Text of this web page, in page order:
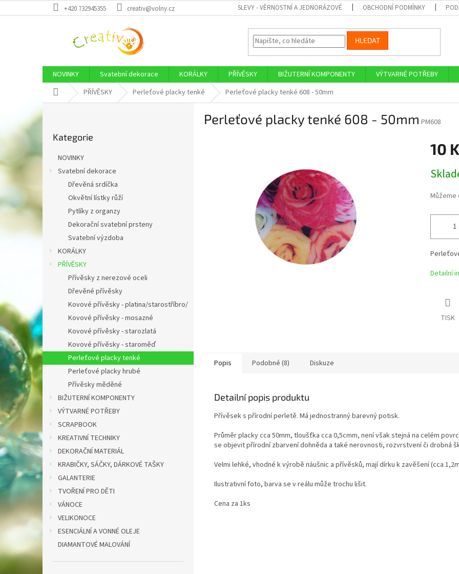
na
+420 732945355 creativ@volny.cz SLEVY - VĚRNOSTNÍ A JEDNORÁZOVÉ OBCHODNÍ PODMÍNKY
HLEDAT
NOVINKY Svatební dekorace KORÁLKY PŘÍVĚSKY BIŽUTERNÍ KOMPONENTY
VÝTVARNÉ POTŘEBY
Domů PŘÍVĚSKY Perleťové placky tenké Perleťové placky tenké 608 - 50mm
P
o
p
a
n
kategorie
Kategorie
NOVINKY
Svatební dekorace
Dřevěná srdíčka
Okvětní lístky růží
Pytlíky z organzy
Dekorační svatební prsteny
Svatební výzdoba
KORÁLKY
PŘÍVĚSKY
Přívěsky z nerezové oceli
Dřevěné přívěsky
Kovové přívěsky - platina/starostříbro/
Kovové přívěsky - mosazné
Kovové přívěsky - starozlatá
Kovové přívěsky - staroměď
Perleťové placky tenké
Perleťové placky hrubé
Přívěsky měděné
BIŽUTERNÍ KOMPONENTY
VÝTVARNÉ POTŘEBY
SCRAPBOOK
KREATIVNÍ TECHNIKY
DEKORAČNÍ MATERIÁL
KRABIČKY, SÁČKY, DÁRKOVÉ TAŠKY
GALANTERIE
TVOŘENÍ PRO DĚTI
VÁNOCE
VELIKONOCE
ESENCIÁLNÍ A VONNÉ OLEJE
DIAMANTOVÉ MALOVÁNÍ
Perleťové placky tenké 608 - 50mm PM608
10
cena:
Detailní
TISK
Popis Podobné (8) Diskuze
Detailní popis produktu
Přívěsek s přírodní perletě. Má jednostranný barevný potisk.
Průměr placky cca 50mm, tloušťka cca 0,5cmm, není však stejná na celém
se objevit přírodní zbarvení dohněda a také nerovnosti, rozvrstvení či drobná
Velmi lehké, vhodné k výrobě náušnic a přívěsků, mají dírku k zavěšení (cca
Ilustrativní foto, barva se v reálu může trochu lišit.
Cena za 1ks